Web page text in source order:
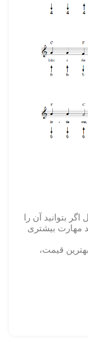
بتوانید آن را
مهارت بیشتری
قیمت،